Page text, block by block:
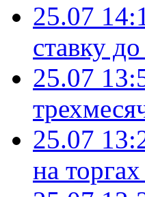
25.07
ставку
25.07
25.07
на